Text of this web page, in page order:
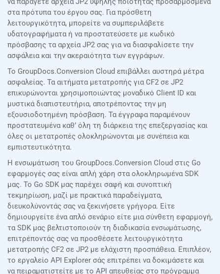
στα πρότυπα του έργου σας. Για πρόσθετη
λειτουργικότητα, μπορείτε να συμπεριλάβετε
υδατογραφήματα ή να προστατεύσετε με κωδικό
πρόσβασης τα αρχεία JP2 σας για να διασφαλίσετε την
ασφάλεια και την ακεραιότητα των εγγράφων.
Το GroupDocs.Conversion Cloud επιβάλλει αυστηρά μέτρα
ασφαλείας. Τα αιτήματα μετατροπής για CF2 σε JP2
επικυρώνονται χρησιμοποιώντας μοναδικό Client ID και
μυστικά διαπιστευτήρια, αποτρέποντας την μη
εξουσιοδοτημένη πρόσβαση. Τα έγγραφα παραμένουν
προστατευμένα καθ’ όλη τη διάρκεια της επεξεργασίας και
όλες οι μετατροπές ολοκληρώνονται με συνέπεια και
εμπιστευτικότητα.
Η ενσωμάτωση του GroupDocs.Conversion Cloud στις Go
εφαρμογές σας είναι απλή χάρη στα ολοκληρωμένα SDK
μας. Το Go SDK μας παρέχει σαφή και συνοπτική
τεκμηρίωση, μαζί με πρακτικά παραδείγματα,
διευκολύνοντάς σας να ξεκινήσετε γρήγορα. Είτε
δημιουργείτε ένα απλό σενάριο είτε μια σύνθετη εφαρμογή,
τα SDK μας βελτιστοποιούν τη διαδικασία ενσωμάτωσης,
επιτρέποντάς σας να προσθέσετε λειτουργικότητα
μετατροπής CF2 σε JP2 με ελάχιστη προσπάθεια. Επιπλέον,
το εργαλείο API Explorer σάς επιτρέπει να δοκιμάσετε και
να πειραματιστείτε με το API απευθείας στο πρόγραμμα